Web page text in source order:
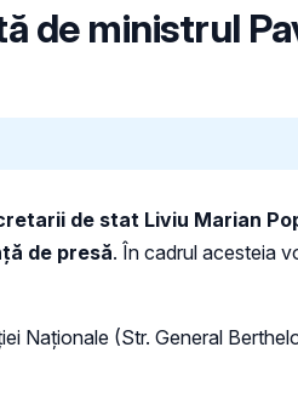
de ministrul
de stat Liviu Marian
de presă. În cadrul acesteia
Naționale (Str. General